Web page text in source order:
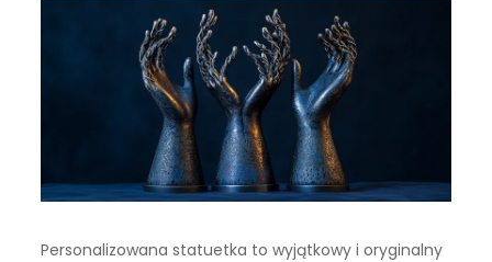
Personalizowana statuetka to wyjątkowy i oryginalny